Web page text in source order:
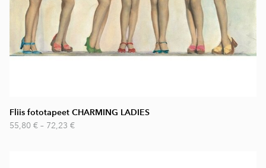
Fliis fototapeet CHARMING LADIES
55,80 € – 72,23 €